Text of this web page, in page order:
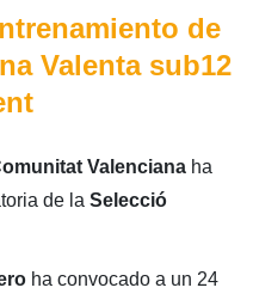
de
Valenta sub12
Valenciana ha
de la Selecció
ha convocado a un 24